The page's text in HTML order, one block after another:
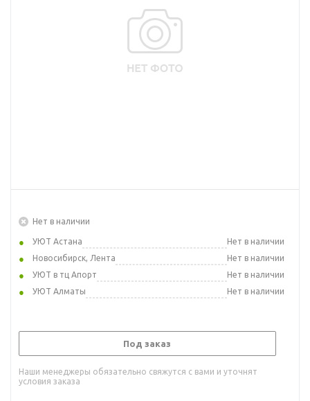
Нет в наличии
УЮТ Астана
Нет в наличии
Новосибирск, Лента
Нет в наличии
УЮТ в тц Апорт
Нет в наличии
УЮТ Алматы
Нет в наличии
Под заказ
Наши менеджеры обязательно свяжутся с вами и уточнят
условия заказа